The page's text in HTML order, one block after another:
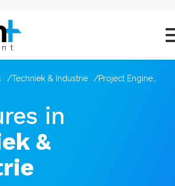
Techniek & Industrie
in
&